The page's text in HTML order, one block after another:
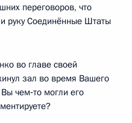
переговоров, что
руку Соединённые Штаты
во главе своей
зал во время Вашего
чем‑то могли его